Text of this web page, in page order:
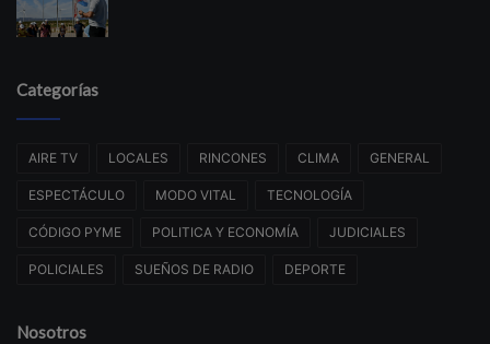
Categorías
AIRE TV LOCALES RINCONES CLIMA GENERAL
ESPECTÁCULO MODO VITAL TECNOLOGÍA
CÓDIGO PYME POLITICA Y ECONOMÍA JUDICIALES
POLICIALES SUEÑOS DE RADIO DEPORTE
Nosotros